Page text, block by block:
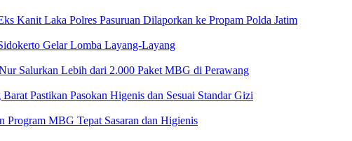
Kanit Laka Polres Pasuruan Dilaporkan ke Propam Polda Jatim
Gelar Lomba Layang-Layang
Salurkan Lebih dari 2.000 Paket MBG di Perawang
Pastikan Pasokan Higenis dan Sesuai Standar Gizi
Program MBG Tepat Sasaran dan Higienis